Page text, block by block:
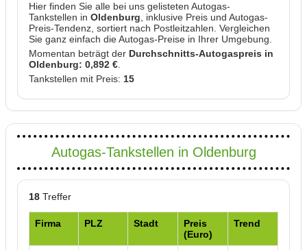
Hier finden Sie alle bei uns gelisteten Autogas-
Tankstellen in Oldenburg , inklusive Preis und Autogas-
Preis-Tendenz, sortiert nach Postleitzahlen. Vergleichen
Sie ganz einfach die Autogas-Preise in Ihrer Umgebung.
Momentan beträgt der Durchschnitts-Autogaspreis in
Oldenburg: 0,892 €
Tankstellen mit Preis: 15
Autogas-Tankstellen in Oldenburg
18 Treffer
Firma PLZ Stadt
Preis
(Euro)
Trend